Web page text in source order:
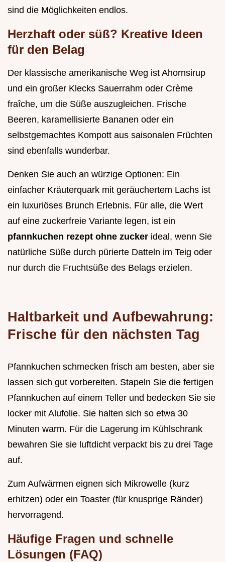
sind die Möglichkeiten endlos.
Herzhaft oder süß? Kreative Ideen
für den Belag
Der klassische amerikanische Weg ist Ahornsirup
und ein großer Klecks Sauerrahm oder Crème
fraîche, um die Süße auszugleichen. Frische
Beeren, karamellisierte Bananen oder ein
selbstgemachtes Kompott aus saisonalen Früchten
sind ebenfalls wunderbar.
Denken Sie auch an würzige Optionen: Ein
einfacher Kräuterquark mit geräuchertem Lachs ist
ein luxuriöses Brunch Erlebnis. Für alle, die Wert
auf eine zuckerfreie Variante legen, ist ein
pfannkuchen rezept ohne zucker ideal, wenn Sie
natürliche Süße durch pürierte Datteln im Teig oder
nur durch die Fruchtsüße des Belags erzielen.
Haltbarkeit und Aufbewahrung:
Frische für den nächsten Tag
Pfannkuchen schmecken frisch am besten, aber sie
lassen sich gut vorbereiten. Stapeln Sie die fertigen
Pfannkuchen auf einem Teller und bedecken Sie sie
locker mit Alufolie. Sie halten sich so etwa 30
Minuten warm. Für die Lagerung im Kühlschrank
bewahren Sie sie luftdicht verpackt bis zu drei Tage
auf.
Zum Aufwärmen eignen sich Mikrowelle (kurz
erhitzen) oder ein Toaster (für knusprige Ränder)
hervorragend.
Häufige Fragen und schnelle
Lösungen (FAQ)